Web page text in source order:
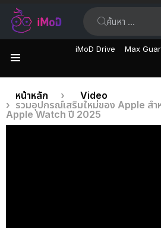
iMoD Drive Max
เรื่อง
ล่าสุด
คุณอยู่ที่นี่:
หน้าหลัก
Video
รวมอุปกรณ์เสริมใหม่ของ Apple สำ
Apple Watch ปี 2025